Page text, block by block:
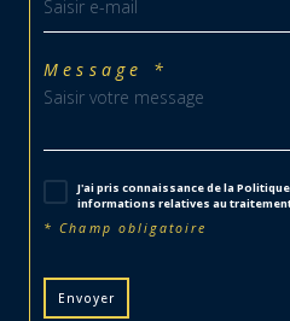
Message *
J'ai pris connaissance de la
informations relatives au
* Champ obligatoire
Envoyer